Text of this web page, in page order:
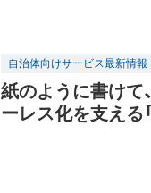
自治体向けサービス最新情報
紙のように書けて
ーレス化を支える